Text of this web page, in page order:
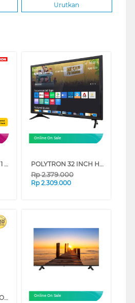
Urutkan
POLYTRON KULKAS 1 PINTU 1 DOOR REFRIGERATOR METALLIC PRB179B
Online On Sale
POLYTRON 32 INCH HD READY SMART TV PLD32CV2269
Rp2.379.000
Rp 2.309.000
POLYTRON BLUETOOTH SPEAKER AKTIF KARAOKE 15 INCH PASPRO15F3 Online On Sale